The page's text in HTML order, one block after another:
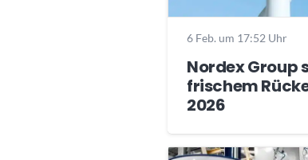
6 Feb. um 17:52 Uhr
Nordex Group
frischem
2026